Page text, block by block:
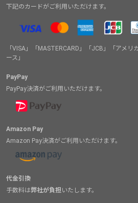
下記のカードがご利用いただけます。
「VISA」「MASTERCARD」「JCB」「アメ
ース」
PayPay
PayPay決済がご利用いただけます。
Amazon Pay
Amazon Pay決済がご利用いただけます。
代金引換
手数料は弊社が負担いたします。